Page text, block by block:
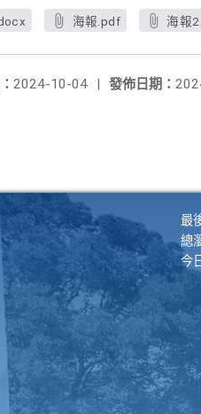
海報.pdf 海報
發佈日期：
2024-10-04 |
最
總
今